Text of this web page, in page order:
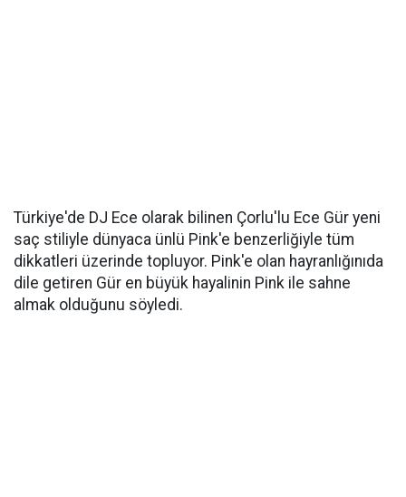
Türkiye'de DJ Ece olarak bilinen Çorlu'lu Ece Gür yeni
saç stiliyle dünyaca ünlü Pink'e benzerliğiyle tüm
dikkatleri üzerinde topluyor. Pink'e olan hayranlığınıda
dile getiren Gür en büyük hayalinin Pink ile sahne
almak olduğunu söyledi.